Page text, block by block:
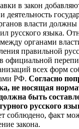
в закон
деятельность
власти должны
русского языка.
органами
правильной
в официальной
всех форм
РФ. Согласно
не носящая
быть
русского
соблюдено, факт
закона.